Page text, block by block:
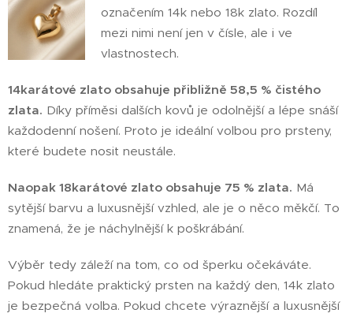
označením 14k nebo 18k zlato. Rozdíl
mezi nimi není jen v čísle, ale i ve
vlastnostech.
14karátové zlato obsahuje přibližně 58,5 % čistého
zlata. Díky příměsi dalších kovů je odolnější a lépe snáší
každodenní nošení. Proto je ideální volbou pro prsteny,
které budete nosit neustále.
Naopak 18karátové zlato obsahuje 75 % zlata. Má
sytější barvu a luxusnější vzhled, ale je o něco měkčí. To
znamená, že je náchylnější k poškrábání.
Výběr tedy záleží na tom, co od šperku očekáváte.
Pokud hledáte praktický prsten na každý den, 14k zlato
je bezpečná volba. Pokud chcete výraznější a luxusnější